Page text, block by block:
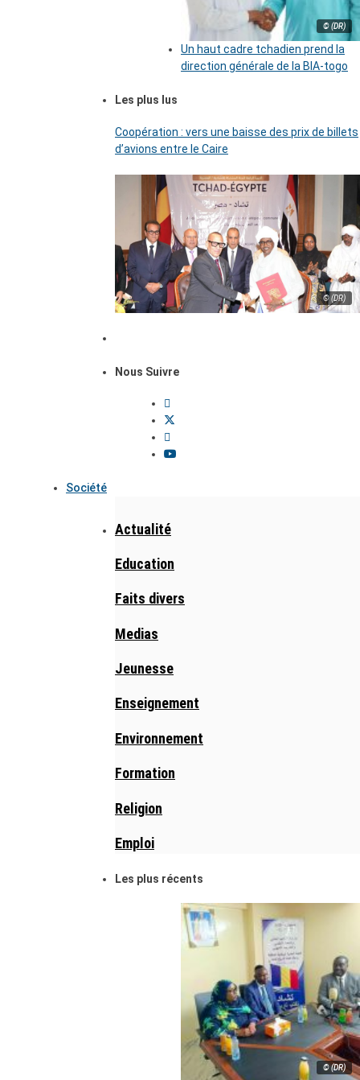
© (DR)
Un haut cadre tchadien prend la
direction générale de la BIA-togo
Les plus lus
Coopération : vers une baisse des prix de billets
d’avions entre le Caire
© (DR)
Nous Suivre
Société
Actualité
Education
Faits divers
Medias
Jeunesse
Enseignement
Environnement
Formation
Religion
Emploi
Les plus récents
© (DR)